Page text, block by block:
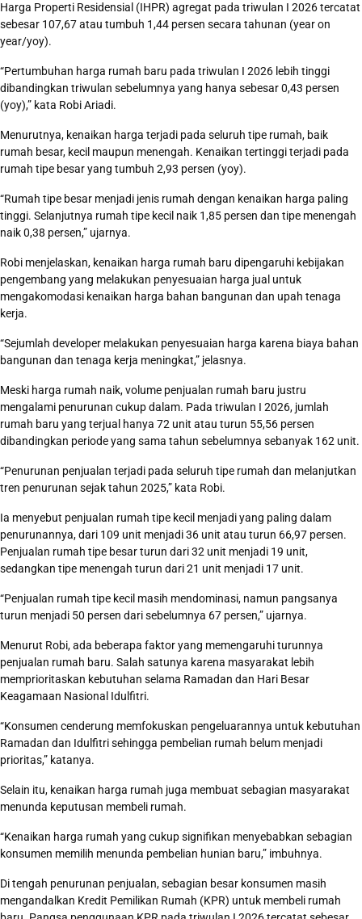
Harga Properti Residensial (IHPR) agregat pada triwulan I 2026 tercatat
sebesar 107,67 atau tumbuh 1,44 persen secara tahunan (year on
year/yoy).
“Pertumbuhan harga rumah baru pada triwulan I 2026 lebih tinggi
dibandingkan triwulan sebelumnya yang hanya sebesar 0,43 persen
(yoy),” kata Robi Ariadi.
Menurutnya, kenaikan harga terjadi pada seluruh tipe rumah, baik
rumah besar, kecil maupun menengah. Kenaikan tertinggi terjadi pada
rumah tipe besar yang tumbuh 2,93 persen (yoy).
“Rumah tipe besar menjadi jenis rumah dengan kenaikan harga paling
tinggi. Selanjutnya rumah tipe kecil naik 1,85 persen dan tipe menengah
naik 0,38 persen,” ujarnya.
Robi menjelaskan, kenaikan harga rumah baru dipengaruhi kebijakan
pengembang yang melakukan penyesuaian harga jual untuk
mengakomodasi kenaikan harga bahan bangunan dan upah tenaga
kerja.
“Sejumlah developer melakukan penyesuaian harga karena biaya bahan
bangunan dan tenaga kerja meningkat,” jelasnya.
Meski harga rumah naik, volume penjualan rumah baru justru
mengalami penurunan cukup dalam. Pada triwulan I 2026, jumlah
rumah baru yang terjual hanya 72 unit atau turun 55,56 persen
dibandingkan periode yang sama tahun sebelumnya sebanyak 162 unit.
“Penurunan penjualan terjadi pada seluruh tipe rumah dan melanjutkan
tren penurunan sejak tahun 2025,” kata Robi.
Ia menyebut penjualan rumah tipe kecil menjadi yang paling dalam
penurunannya, dari 109 unit menjadi 36 unit atau turun 66,97 persen.
Penjualan rumah tipe besar turun dari 32 unit menjadi 19 unit,
sedangkan tipe menengah turun dari 21 unit menjadi 17 unit.
“Penjualan rumah tipe kecil masih mendominasi, namun pangsanya
turun menjadi 50 persen dari sebelumnya 67 persen,” ujarnya.
Menurut Robi, ada beberapa faktor yang memengaruhi turunnya
penjualan rumah baru. Salah satunya karena masyarakat lebih
memprioritaskan kebutuhan selama Ramadan dan Hari Besar
Keagamaan Nasional Idulfitri.
“Konsumen cenderung memfokuskan pengeluarannya untuk kebutuhan
Ramadan dan Idulfitri sehingga pembelian rumah belum menjadi
prioritas,” katanya.
Selain itu, kenaikan harga rumah juga membuat sebagian masyarakat
menunda keputusan membeli rumah.
“Kenaikan harga rumah yang cukup signifikan menyebabkan sebagian
konsumen memilih menunda pembelian hunian baru,” imbuhnya.
Di tengah penurunan penjualan, sebagian besar konsumen masih
mengandalkan Kredit Pemilikan Rumah (KPR) untuk membeli rumah